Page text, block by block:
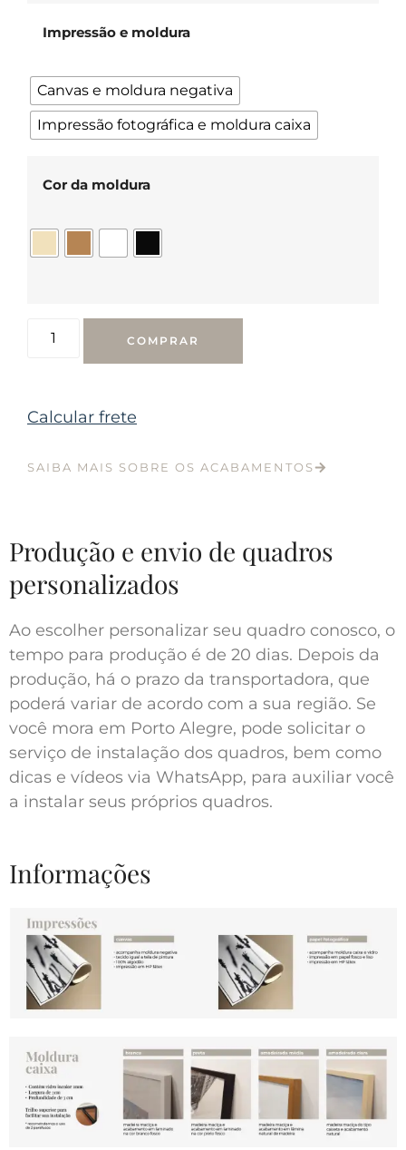
Impressão e moldura
Canvas e moldura negativa
Impressão fotográfica e moldura caixa
Cor da moldura
COMPRAR
Calcular frete
SAIBA MAIS SOBRE OS ACABAMENTOS
Produção e envio de quadros
personalizados
Ao escolher personalizar seu quadro conosco, o
tempo para produção é de 20 dias. Depois da
produção, há o prazo da transportadora, que
poderá variar de acordo com a sua região. Se
você mora em Porto Alegre, pode solicitar o
serviço de instalação dos quadros, bem como
dicas e vídeos via WhatsApp, para auxiliar você
a instalar seus próprios quadros.
Informações